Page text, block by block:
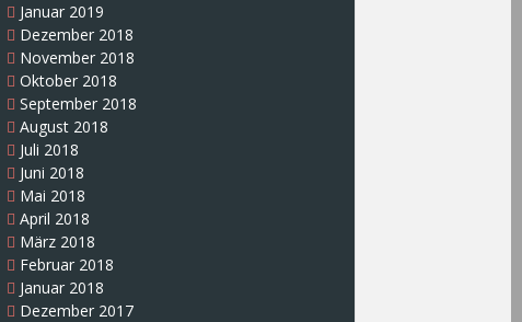
Januar 2019
Dezember 2018
November 2018
Oktober 2018
September 2018
August 2018
Juli 2018
Juni 2018
Mai 2018
April 2018
März 2018
Februar 2018
Januar 2018
Dezember 2017